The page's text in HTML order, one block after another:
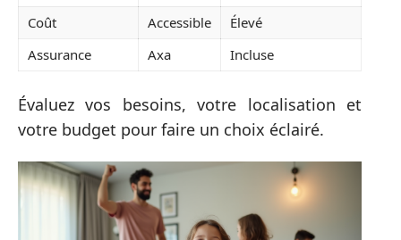
Coût Accessible
Élevé
Assurance
Axa Incluse
Évaluez vos besoins, votre localisation et
votre budget pour faire un choix éclairé.